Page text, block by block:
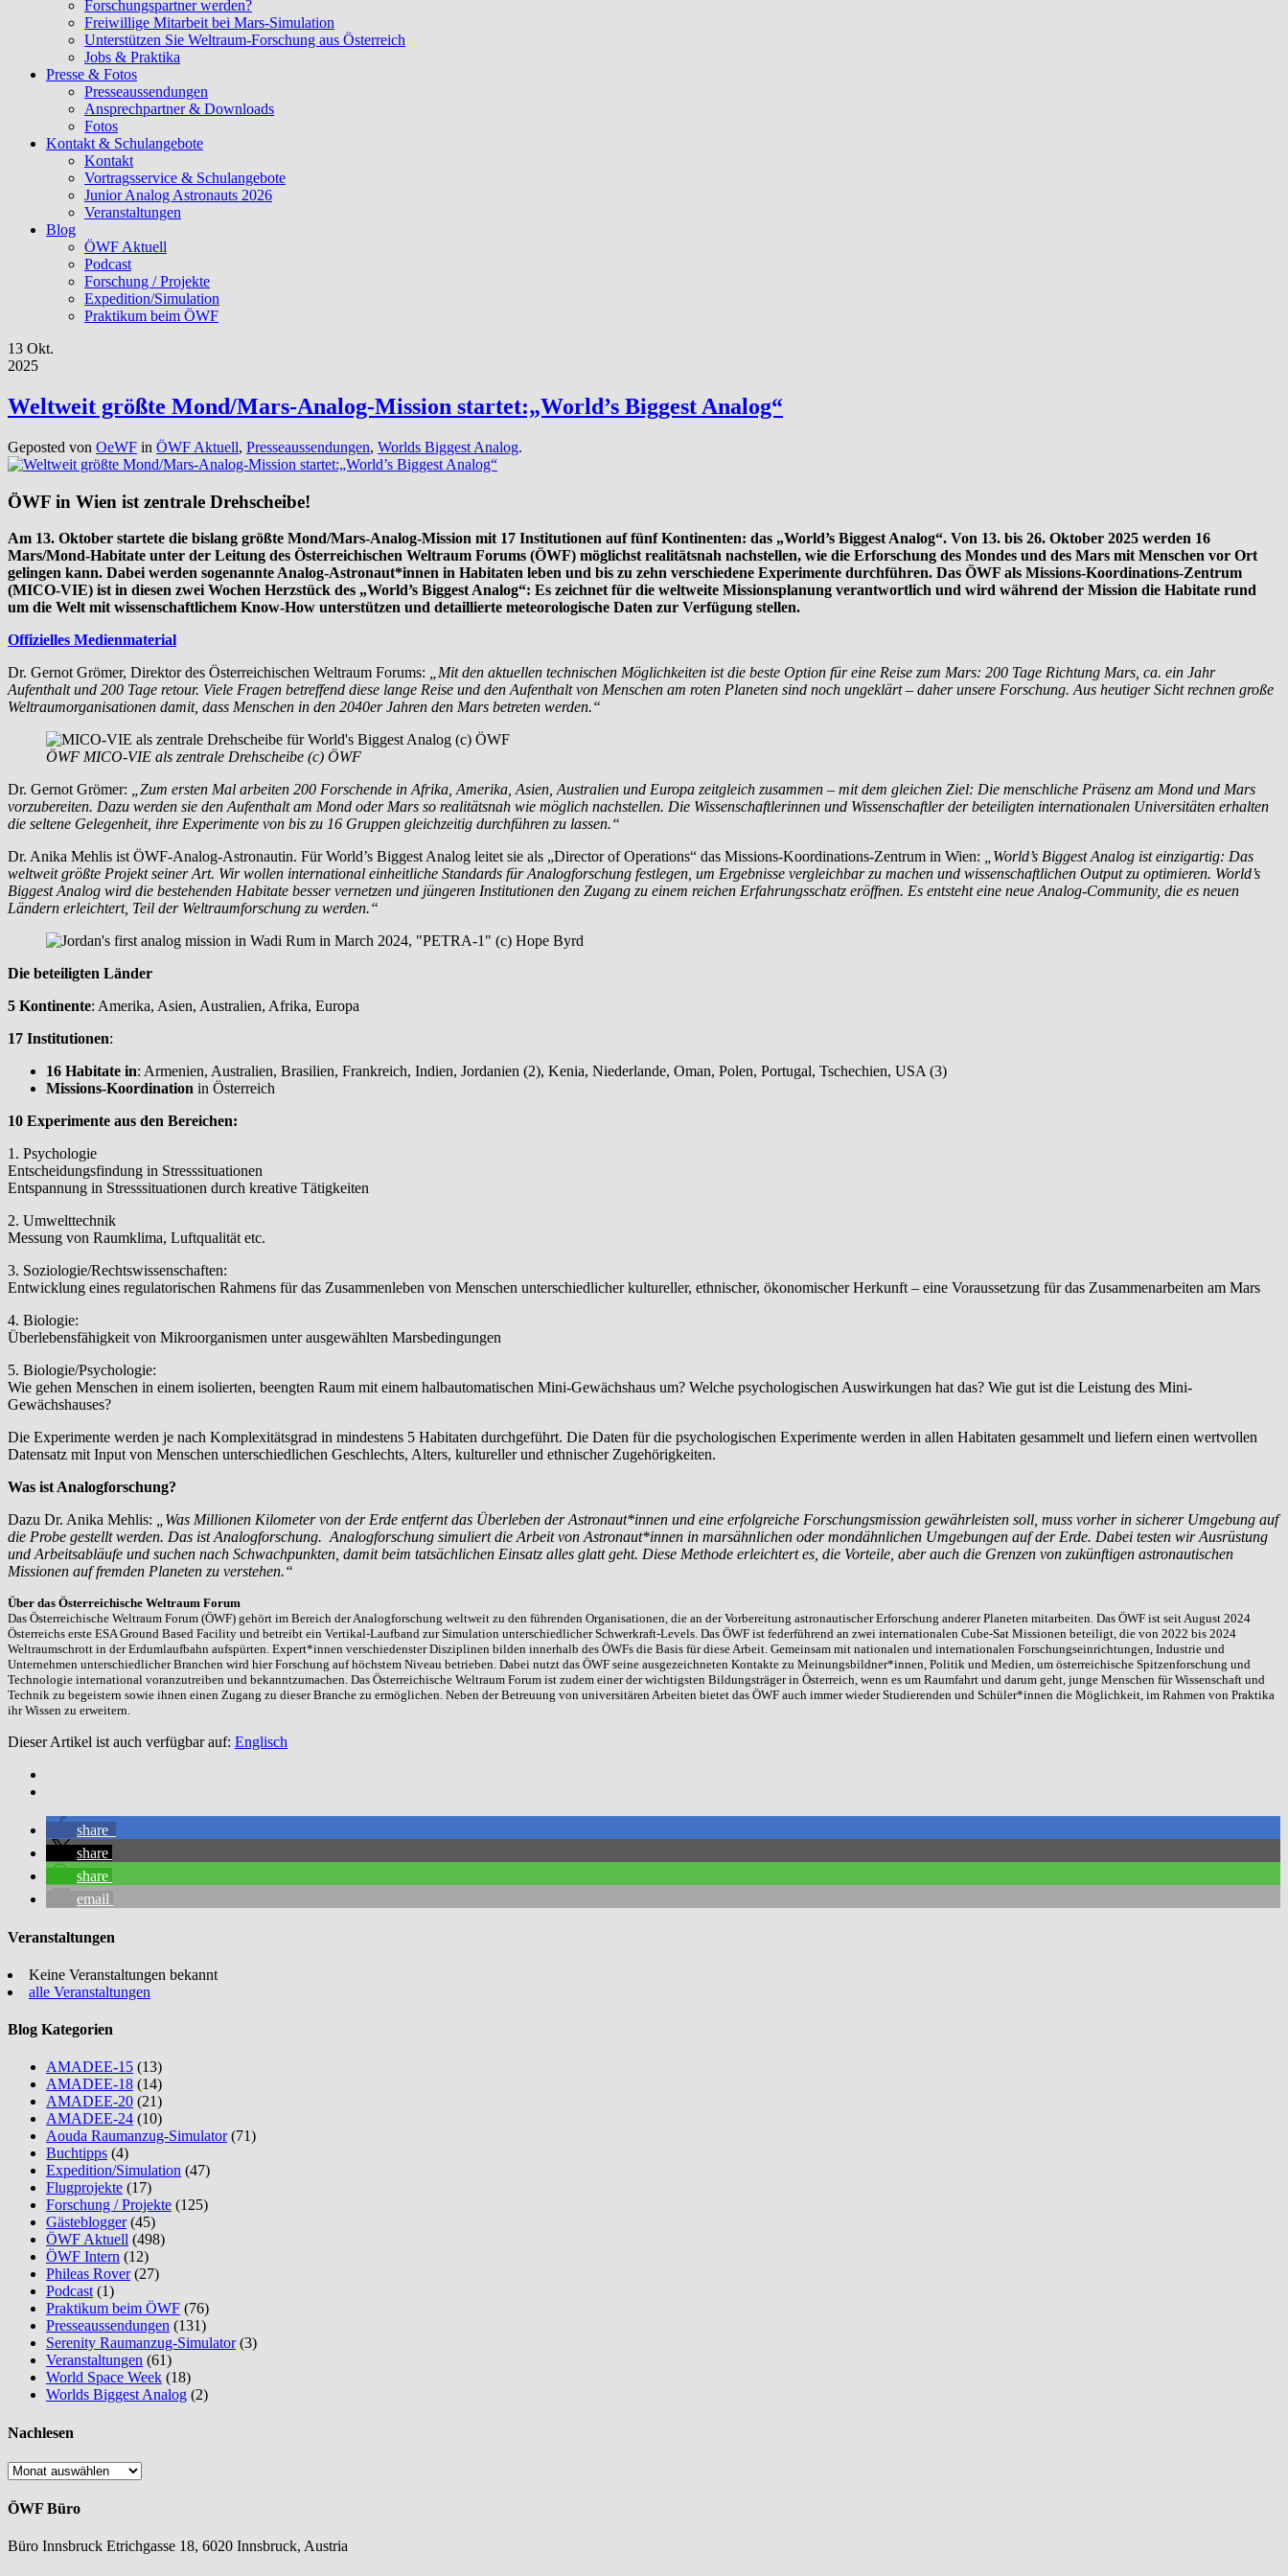
Forschungspartner werden?
Freiwillige Mitarbeit bei Mars-Simulation
Unterstützen Sie Weltraum-Forschung aus Österreich
Jobs & Praktika
Presse & Fotos
Presseaussendungen
Ansprechpartner & Downloads
Fotos
Kontakt & Schulangebote
Kontakt
Vortragsservice & Schulangebote
Junior Analog Astronauts 2026
Veranstaltungen
Blog
ÖWF Aktuell
Podcast
Forschung / Projekte
Expedition/Simulation
Praktikum beim ÖWF
13 Okt.
2025
Weltweit größte Mond/Mars-Analog-Mission startet:„World’s Biggest Analog“
Geposted von OeWF in ÖWF Aktuell, Presseaussendungen, Worlds Biggest Analog.
ÖWF in Wien ist zentrale Drehscheibe!
Am 13. Oktober startete die bislang größte Mond/Mars-Analog-Mission mit 17 Institutionen auf fünf Kontinenten: das „World’s Biggest Analog“. Von 13. bis 26. Oktober 2025 werden 16
Mars/Mond-Habitate unter der Leitung des Österreichischen Weltraum Forums (ÖWF) möglichst realitätsnah nachstellen, wie die Erforschung des Mondes und des Mars mit Menschen vor Ort
gelingen kann. Dabei werden sogenannte Analog-Astronaut*innen in Habitaten leben und bis zu zehn verschiedene Experimente durchführen. Das ÖWF als Missions-Koordinations-Zentrum
(MICO-VIE) ist in diesen zwei Wochen Herzstück des „World’s Biggest Analog“: Es zeichnet für die weltweite Missionsplanung verantwortlich und wird während der Mission die Habitate rund
um die Welt mit wissenschaftlichem Know-How unterstützen und detaillierte meteorologische Daten zur Verfügung stellen.
Offizielles Medienmaterial
Dr. Gernot Grömer, Direktor des Österreichischen Weltraum Forums:
„Mit den aktuellen technischen Möglichkeiten ist die beste Option für eine Reise zum Mars: 200 Tage Richtung Mars, ca. ein Jahr
Aufenthalt und 200 Tage retour. Viele Fragen betreffend diese lange Reise und den Aufenthalt von Menschen am roten Planeten sind noch ungeklärt – daher unsere Forschung. Aus heutiger Sicht rechnen große
Weltraumorganisationen damit, dass Menschen in den 2040er Jahren den Mars betreten werden.“
ÖWF MICO-VIE als zentrale Drehscheibe (c) ÖWF
Dr. Gernot Grömer:
„Zum ersten Mal arbeiten 200 Forschende in Afrika, Amerika, Asien, Australien und Europa zeitgleich zusammen – mit dem gleichen Ziel: Die menschliche Präsenz am Mond und Mars
vorzubereiten. Dazu werden sie den Aufenthalt am Mond oder Mars so realitätsnah wie möglich nachstellen. Die Wissenschaftlerinnen und Wissenschaftler der beteiligten internationalen Universitäten erhalten
die seltene Gelegenheit, ihre Experimente von bis zu 16 Gruppen gleichzeitig durchführen zu lassen.“
Dr. Anika Mehlis ist ÖWF-Analog-Astronautin. Für World’s Biggest Analog leitet sie als „Director of Operations“ das Missions-Koordinations-Zentrum in Wien:
„World’s Biggest Analog ist einzigartig: Das
weltweit größte Projekt seiner Art. Wir wollen international einheitliche Standards für Analogforschung festlegen, um Ergebnisse vergleichbar zu machen und wissenschaftlichen Output zu optimieren. World’s
Biggest Analog wird die bestehenden Habitate besser vernetzen und jüngeren Institutionen den Zugang zu einem reichen Erfahrungsschatz eröffnen. Es entsteht eine neue Analog-Community, die es neuen
Ländern erleichtert, Teil der Weltraumforschung zu werden.“
Die beteiligten Länder
5 Kontinente: Amerika, Asien, Australien, Afrika, Europa
17 Institutionen:
16 Habitate in: Armenien, Australien, Brasilien, Frankreich, Indien, Jordanien (2), Kenia, Niederlande, Oman, Polen, Portugal, Tschechien, USA (3)
Missions-Koordination in Österreich
10 Experimente aus den Bereichen:
1. Psychologie
Entscheidungsfindung in Stresssituationen
Entspannung in Stresssituationen durch kreative Tätigkeiten
2. Umwelttechnik
Messung von Raumklima, Luftqualität etc.
3. Soziologie/Rechtswissenschaften:
Entwicklung eines regulatorischen Rahmens für das Zusammenleben von Menschen unterschiedlicher kultureller, ethnischer, ökonomischer Herkunft – eine Voraussetzung für das Zusammenarbeiten am Mars
4. Biologie:
Überlebensfähigkeit von Mikroorganismen unter ausgewählten Marsbedingungen
5. Biologie/Psychologie:
Wie gehen Menschen in einem isolierten, beengten Raum mit einem halbautomatischen Mini-Gewächshaus um? Welche psychologischen Auswirkungen hat das? Wie gut ist die Leistung des Mini-
Gewächshauses?
Die Experimente werden je nach Komplexitätsgrad in mindestens 5 Habitaten durchgeführt. Die Daten für die psychologischen Experimente werden in allen Habitaten gesammelt und liefern einen wertvollen
Datensatz mit Input von Menschen unterschiedlichen Geschlechts, Alters, kultureller und ethnischer Zugehörigkeiten.
Was ist Analogforschung?
Dazu Dr. Anika Mehlis:
„Was Millionen Kilometer von der Erde entfernt das Überleben der Astronaut*innen und eine erfolgreiche Forschungsmission gewährleisten soll, muss vorher in sicherer Umgebung auf
die Probe gestellt werden. Das ist Analogforschung. Analogforschung simuliert die Arbeit von Astronaut*innen in marsähnlichen oder mondähnlichen Umgebungen auf der Erde. Dabei testen wir Ausrüstung
und Arbeitsabläufe und suchen nach Schwachpunkten, damit beim tatsächlichen Einsatz alles glatt geht. Diese Methode erleichtert es, die Vorteile, aber auch die Grenzen von zukünftigen astronautischen
Missionen auf fremden Planeten zu verstehen.“
Über das Österreichische Weltraum Forum
Das Österreichische Weltraum Forum (ÖWF) gehört im Bereich der Analogforschung weltweit zu den führenden Organisationen, die an der Vorbereitung astronautischer Erforschung anderer Planeten mitarbeiten. Das ÖWF ist seit August 2024
Österreichs erste ESA Ground Based Facility und betreibt ein Vertikal-Laufband zur Simulation unterschiedlicher Schwerkraft-Levels. Das ÖWF ist federführend an zwei internationalen Cube-Sat Missionen beteiligt, die von 2022 bis 2024
Weltraumschrott in der Erdumlaufbahn aufspürten. Expert*innen verschiedenster Disziplinen bilden innerhalb des ÖWFs die Basis für diese Arbeit. Gemeinsam mit nationalen und internationalen Forschungseinrichtungen, Industrie und
Unternehmen unterschiedlicher Branchen wird hier Forschung auf höchstem Niveau betrieben. Dabei nutzt das ÖWF seine ausgezeichneten Kontakte zu Meinungsbildner*innen, Politik und Medien, um österreichische Spitzenforschung und
Technologie international voranzutreiben und bekanntzumachen. Das Österreichische Weltraum Forum ist zudem einer der wichtigsten Bildungsträger in Österreich, wenn es um Raumfahrt und darum geht, junge Menschen für Wissenschaft und
Technik zu begeistern sowie ihnen einen Zugang zu dieser Branche zu ermöglichen. Neben der Betreuung von universitären Arbeiten bietet das ÖWF auch immer wieder Studierenden und Schüler*innen die Möglichkeit, im Rahmen von Praktika
ihr Wissen zu erweitern.
Dieser Artikel ist auch verfügbar auf: Englisch
share
share
share
email
Veranstaltungen
Keine Veranstaltungen bekannt
alle Veranstaltungen
Blog Kategorien
AMADEE-15 (13)
AMADEE-18 (14)
AMADEE-20 (21)
AMADEE-24 (10)
Aouda Raumanzug-Simulator(71)
Buchtipps (4)
Expedition/Simulation (47)
Flugprojekte (17)
Forschung / Projekte (125)
Gästeblogger(45)
ÖWF Aktuell (498)
ÖWF Intern (12)
Phileas Rover(27)
Podcast (1)
Praktikum beim ÖWF (76)
Presseaussendungen (131)
Serenity Raumanzug-Simulator(3)
Veranstaltungen (61)
World Space Week (18)
Worlds Biggest Analog (2)
Nachlesen
Nachlesen
ÖWF Büro
Büro Innsbruck Etrichgasse 18, 6020 Innsbruck, Austria